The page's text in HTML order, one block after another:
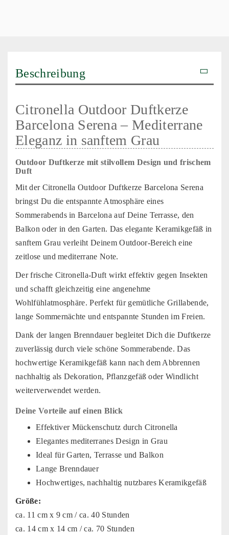
Beschreibung
Citronella Outdoor Duftkerze
Barcelona Serena – Mediterrane
Eleganz in sanftem Grau
Outdoor Duftkerze mit stilvollem Design und frischem
Duft
Mit der Citronella Outdoor Duftkerze Barcelona Serena
bringst Du die entspannte Atmosphäre eines
Sommerabends in Barcelona auf Deine Terrasse, den
Balkon oder in den Garten. Das elegante Keramikgefäß in
sanftem Grau verleiht Deinem Outdoor-Bereich eine
zeitlose und mediterrane Note.
Der frische Citronella-Duft wirkt effektiv gegen Insekten
und schafft gleichzeitig eine angenehme
Wohlfühlatmosphäre. Perfekt für gemütliche Grillabende,
lange Sommernächte und entspannte Stunden im Freien.
Dank der langen Brenndauer begleitet Dich die Duftkerze
zuverlässig durch viele schöne Sommerabende. Das
hochwertige Keramikgefäß kann nach dem Abbrennen
nachhaltig als Dekoration, Pflanzgefäß oder Windlicht
weiterverwendet werden.
Deine Vorteile auf einen Blick
Effektiver Mückenschutz durch Citronella
Elegantes mediterranes Design in Grau
Ideal für Garten, Terrasse und Balkon
Lange Brenndauer
Hochwertiges, nachhaltig nutzbares Keramikgefäß
Größe:
ca. 11 cm x 9 cm / ca. 40 Stunden
ca. 14 cm x 14 cm / ca. 70 Stunden